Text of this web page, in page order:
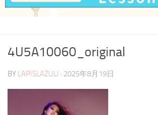
4U5A10060_original
BY LAPISLAZULI · 2025年8月19日